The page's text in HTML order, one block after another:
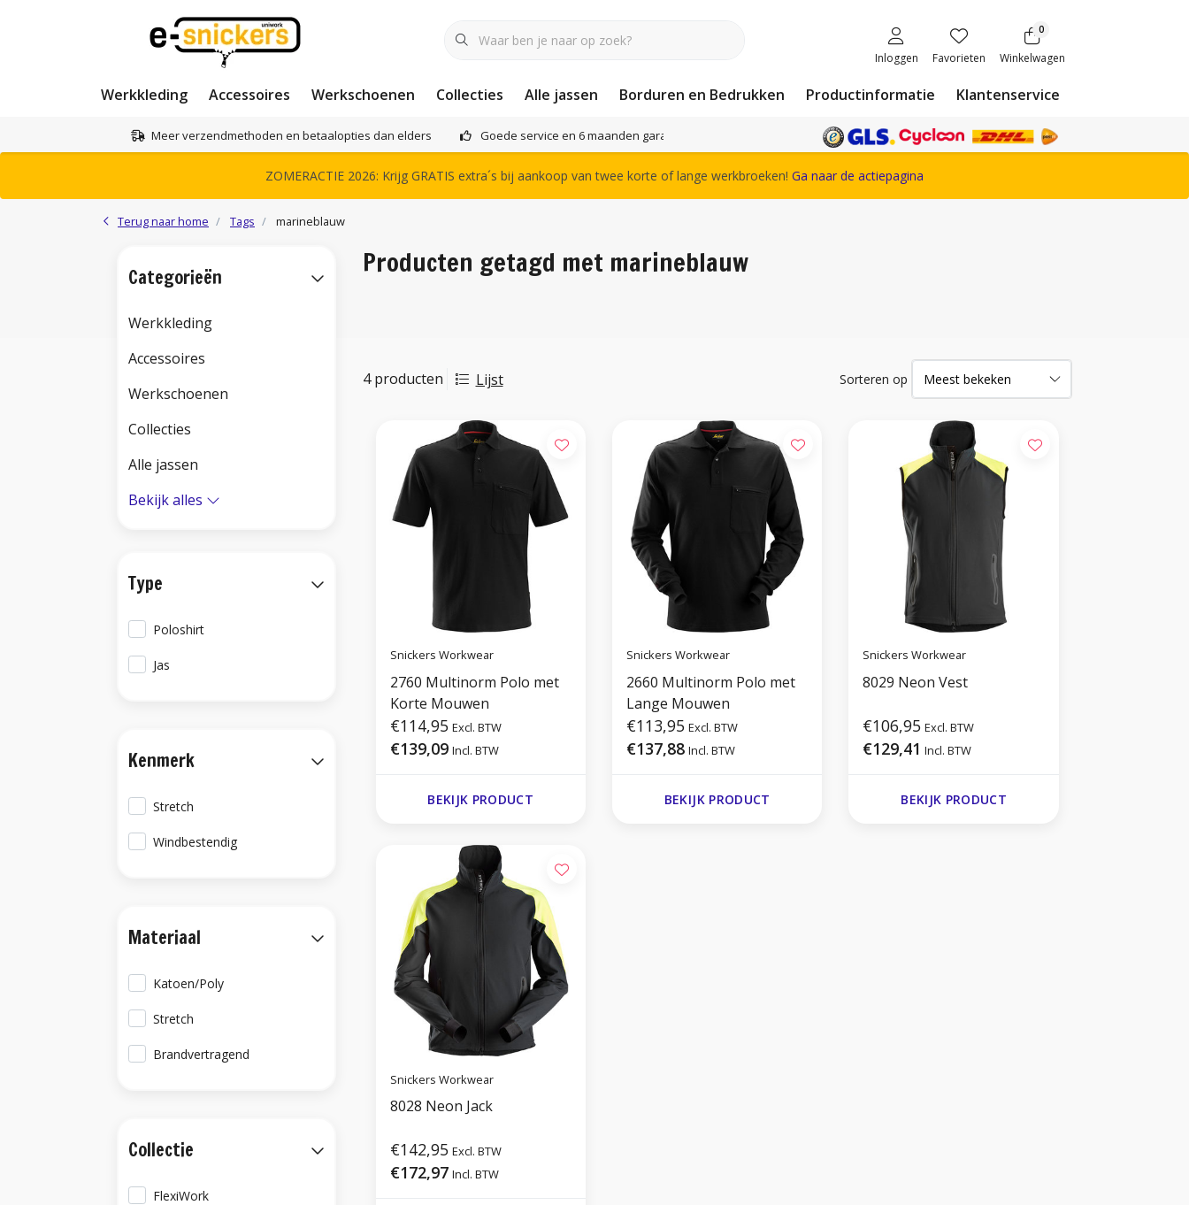
Inloggen Favorieten
0
Winkelwagen
Werkkleding Accessoires Werkschoenen Collecties Alle jassen Borduren en Bedrukken Productinformatie Klantenservice
Meer verzendmethoden en betaalopties dan elders Goede service en 6 maanden garantie Het complete Snickers Workwear assortiment
ZOMERACTIE 2026: Krijg GRATIS extra´s bij aankoop van twee korte of lange werkbroeken! Ga naar de actiepagina
Terug naar home Tags marineblauw
Producten getagd met marineblauw
4 producten Lijst Sorteren op
Snickers Workwear
2760 Multinorm Polo met
Korte Mouwen
€114,95 Excl. BTW
€139,09 Incl. BTW
BEKIJK PRODUCT
Snickers Workwear
2660 Multinorm Polo met
Lange Mouwen
€113,95 Excl. BTW
€137,88 Incl. BTW
BEKIJK PRODUCT
Snickers Workwear
8029 Neon Vest
€106,95 Excl. BTW
€129,41 Incl. BTW
BEKIJK PRODUCT
Snickers Workwear
8028 Neon Jack
€142,95 Excl. BTW
€172,97 Incl. BTW
Categorieën
Werkkleding
Accessoires
Werkschoenen
Collecties
Alle jassen
Bekijk alles
Type
Poloshirt
Jas
Kenmerk
Stretch
Windbestendig
Materiaal
Katoen/Poly
Stretch
Brandvertragend
Collectie
FlexiWork